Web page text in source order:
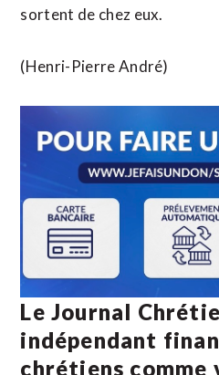
sortent de chez eux.
(Henri-Pierre André)
Le Journal
indépendant
chrétiens comme